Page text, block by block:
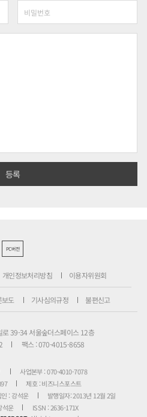
PC버전
개인정보처리방침 이용자위원회
보도 기사심의규정 불편신고
로 39-34 서울숲더스페이스 12층
팩스 : 070-4015-8658
사업본부 : 070-4010-7078
제호 : 비즈니스포스트
인 : 강석운
발행일자: 2013년 12월 2일
석운
ISSN : 2636-171X